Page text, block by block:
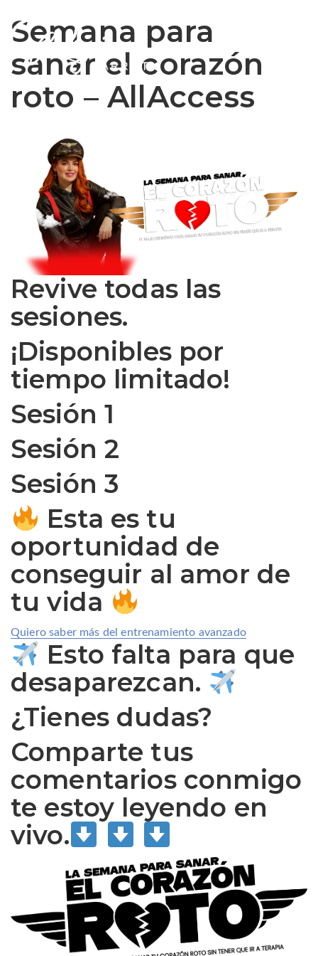
Semana para
sanar el corazón
roto – AllAccess
Revive todas las
sesiones.
¡Disponibles por
tiempo limitado!
Sesión 1
Sesión 2
Sesión 3
Esta es tu
oportunidad de
conseguir al amor de
tu vida
Quiero saber más del entrenamiento avanzado
Esto falta para que
desaparezcan.
¿Tienes dudas?
Comparte tus
comentarios conmigo
te estoy leyendo en
vivo.